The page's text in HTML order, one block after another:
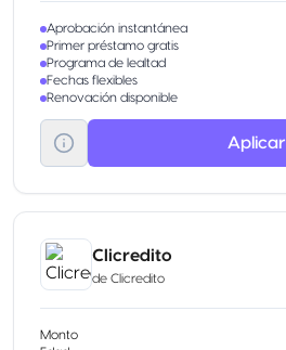
Aprobación instantánea
Primer préstamo gratis
Programa de lealtad
Fechas flexibles
Renovación disponible
Aplicar
Clicredito
de Clicredito
Monto